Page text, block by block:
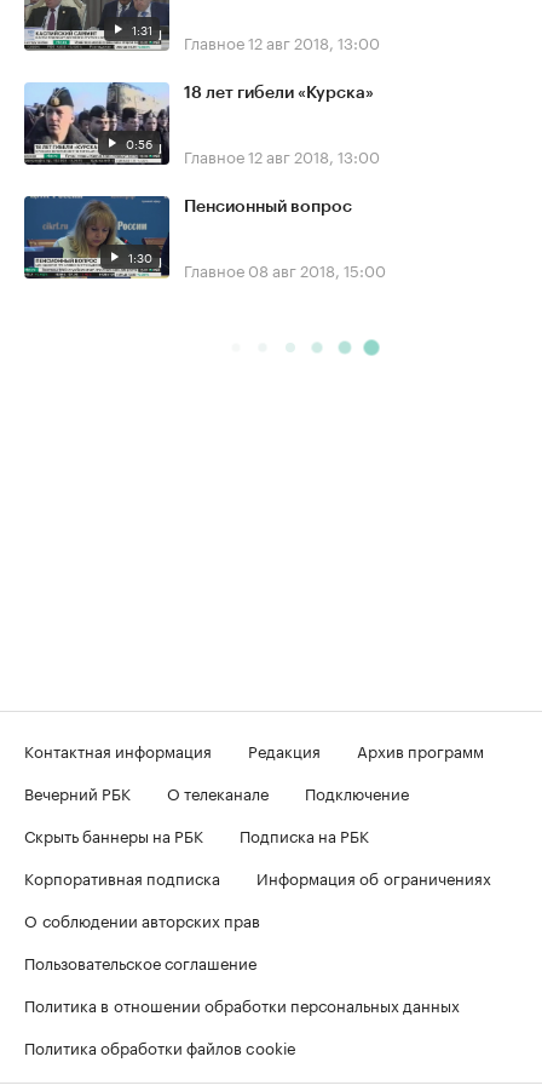
1:31 Главное12 авг 2018, 13:00
0:56
18 лет гибели «Курска»
Главное12 авг 2018, 13:00
1:30
Пенсионный вопрос
Главное 08 авг 2018, 15:00
Контактная информация Редакция
Архив программ
Вечерний РБК
О телеканале
Подключение
Скрыть баннеры на РБК
Подписка на РБК
Корпоративная подписка
Информация об ограничениях
О соблюдении авторских прав
Пользовательское соглашение
Политика в отношении обработки персональных данных
Политика обработки файлов cookie